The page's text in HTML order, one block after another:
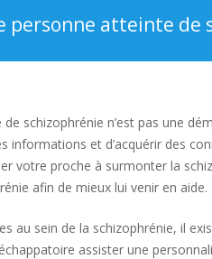
personne atteinte de
schizophrénie n’est pas une
informations et d’acquérir des
votre proche à surmonter la
afin de mieux lui venir en aide.
au sein de la schizophrénie, il
assister une